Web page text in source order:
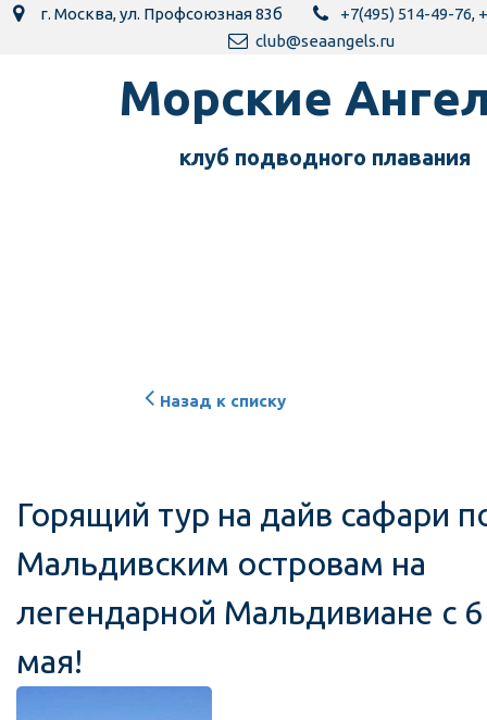
г. Москва,ул. Профсоюзная 83б +7(495) 514-49-76,
club@seaangels.ru
Морск­­­­­­ие
клуб подводного пла­­вания
Назад к списку
Горящий тур на дайв сафари
Мальдивским островам на
легендарной Мальдивиане с
мая!